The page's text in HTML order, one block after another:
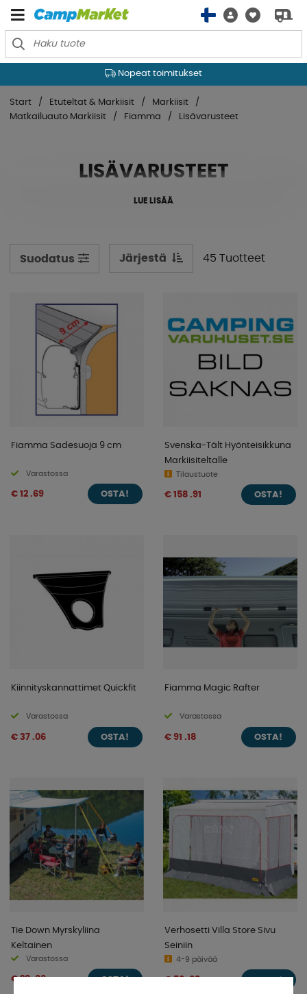
Nopeat toimitukset
Start Etuteltat & Markiisit
Markiisit
Matkailuauto Markiisit
Fiamma Lisävarusteet
LISÄVARUSTEET
LUE LISÄÄ
Suodatus Järjestä 45 Tuotteet
Fiamma Sadesuoja 9 cm
Varastossa
€ 12 .69 OSTA!
Svenska-Tält Hyönteisikkuna
Markiisiteltalle
Tilaustuote
€ 158 .91 OSTA!
Kiinnityskannattimet Quickfit
Varastossa
€ 37 .06 OSTA!
Fiamma Magic Rafter
Varastossa
€ 91 .18 OSTA!
Tie Down Myrskyliina
Keltainen
Varastossa
€ 28 .66 OSTA!
Verhosetti Villa Store Sivu
Seiniin
4-9 päivää
€ 56 .68